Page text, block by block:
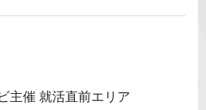
主催 就活直前エリア